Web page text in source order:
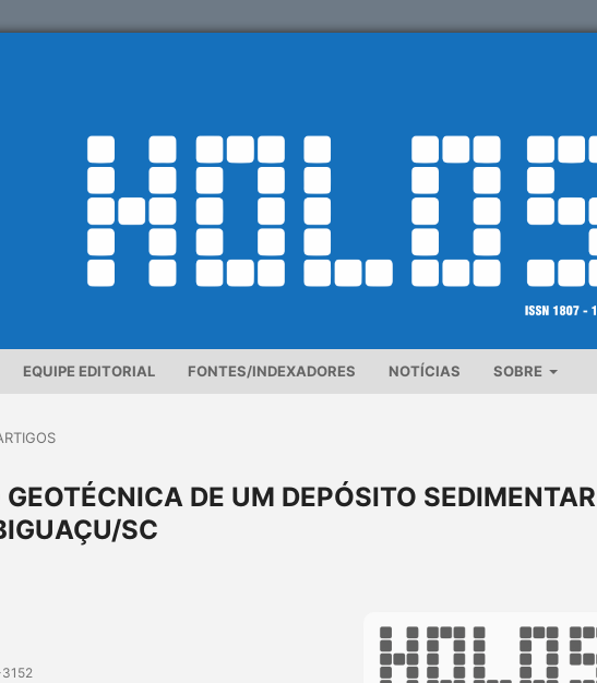
EQUIPE EDITORIAL FONTES/INDEXADORES NOTÍCIAS SOBRE
DE UM DEPÓSITO SEDIMENTAR
SC